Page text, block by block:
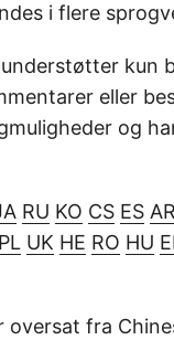
i flere
kun
eller
og
RU KO CS ES AR
PL UK HE RO HU
oversat fra